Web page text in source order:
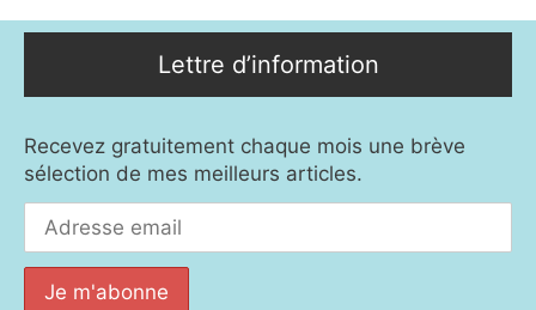
Lettre d’information
Recevez gratuitement chaque mois une brève
sélection de mes meilleurs articles.